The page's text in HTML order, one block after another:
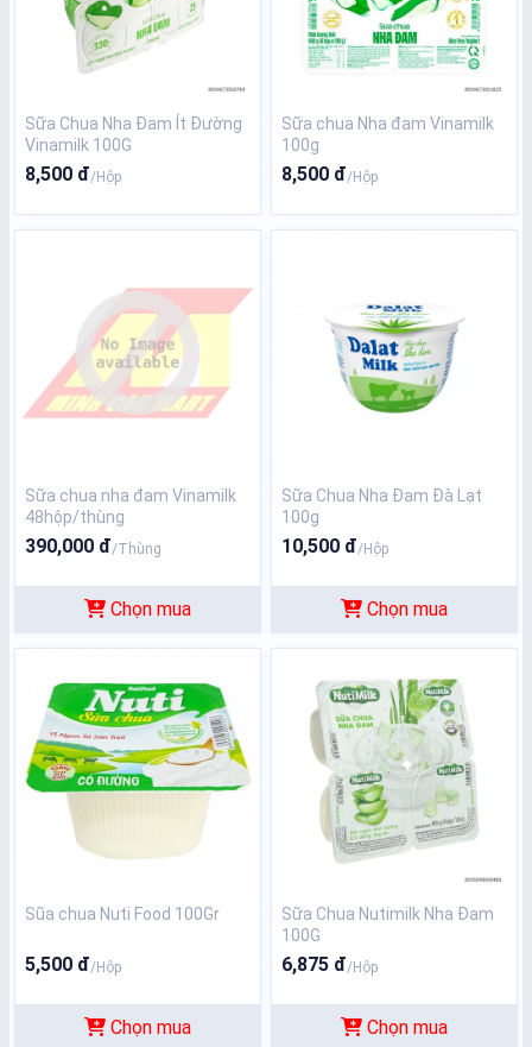
Sữa Chua Nha Đam Ít Đường
Vinamilk 100G
8,500 đ/Hộp
Sữa chua Nha đam Vinamilk
100g
8,500 đ/Hộp
Sữa chua nha đam Vinamilk
48hộp/thùng
390,000 đ/Thùng
Chọn mua
Sữa Chua Nha Đam Đà Lạt
100g
10,500 đ/Hộp
Chọn mua
Sũa chua Nuti Food 100Gr
5,500 đ/Hộp
Chọn mua
Sữa Chua Nutimilk Nha Đam
100G
6,875 đ/Hộp
Chọn mua